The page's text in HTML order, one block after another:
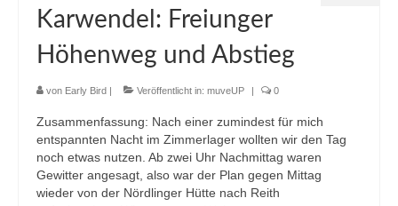
Karwendel: Freiunger
Höhenweg und Abstieg
von Early Bird Veröffentlicht in: muveUP 0
Zusammenfassung: Nach einer zumindest für mich
entspannten Nacht im Zimmerlager wollten wir den Tag
noch etwas nutzen. Ab zwei Uhr Nachmittag waren
Gewitter angesagt, also war der Plan gegen Mittag
wieder von der Nördlinger Hütte nach Reith